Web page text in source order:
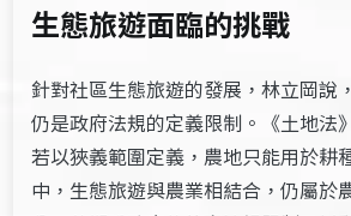
生態旅遊面臨的挑戰
針對社區生態旅遊的發展，林立岡說
仍是政府法規的定義限制。《土地法
若以狹義範圍定義，農地只能用於耕
中，生態旅遊與農業相結合，仍屬於